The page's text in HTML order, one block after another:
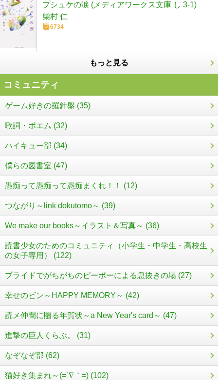
プシュケの涙 (メディアワークス文庫 し 3-1)
柴村 仁
6734
もっと見る
コミュニティ
ゲーム好きの羅針盤 (35)
歌詞・ポエム (32)
ハイキュー部 (34)
僕らの図書室 (47)
愚痴って愚痴って愚痴まくれ！！ (12)
つながり～link dokutomo～ (39)
We make our books～イラスト＆写真～ (36)
読書少女のためのコミュニティ（小学生・中学生・高校生
の女子専用） (122)
プライドでがちがちのピーポーによる息抜きの場 (27)
幸せのビン～HAPPY MEMORY～ (42)
読メ仲間に贈る年賀状～a New Year's card～ (47)
進撃の巨人くらぶ。 (31)
なぞなぞ部 (62)
猫好き集まれ～(=´∇｀=) (102)